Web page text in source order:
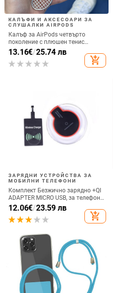
КАЛЪФИ И АКСЕСОАРИ ЗА
СЛУШАЛКИ AIRPODS
Калъф за AirPods четвърто
поколение с плюшен тенис
мотив, силиконов 3D дизайн,
съвместим с AirPods 3 и Pro 2
13.16€/25.74 лв
add_shopping_cart
ЗАРЯДНИ УСТРОЙСТВА ЗА
МОБИЛНИ ТЕЛЕФОНИ
Комплект Безжично зарядно +QI
ADAPTER MICRO USB, за телефон
+ Qi Безжичен приемник с micro
USB-черен цвят
12.06€/23.59 лв
add_shopping_cart